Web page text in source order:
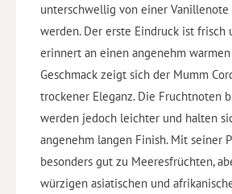
unterschwellig von einer
werden. Der erste Eindruck ist frisch
erinnert an einen angenehm
Geschmack zeigt sich der Mumm
trockener Eleganz. Die Fruchtnoten
werden jedoch leichter und halten
angenehm langen Finish. Mit seiner
besonders gut zu Meeresfrüchten,
würzigen asiatischen und